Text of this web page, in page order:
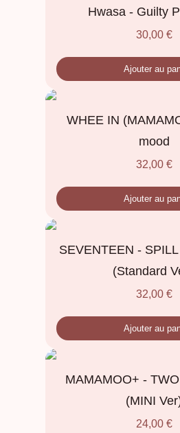
Hwasa - Guilty
30,00 €
Ajouter au
WHEE IN
mood
32,00 €
Ajouter au
SEVENTEEN -
(Standard
32,00 €
Ajouter au
MAMAMOO+ -
(MINI
24,00 €